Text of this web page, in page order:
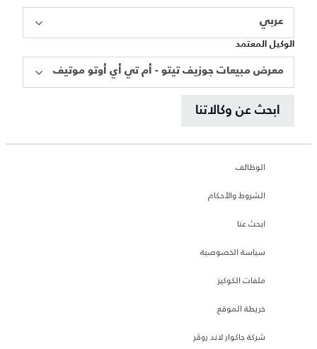
عربي
الوكيل المعتمد
معرض مبيعات جوزيف تيتو - أم تي أي أوتو موتيف
ابحث عن وكالاتنا
الوظائف
الشروط والأحكام
ابحث عنا
سياسة الخصوصية
ملفات الكوكيز
خريطة الموقع
شركة جاكوار لاند روڤر